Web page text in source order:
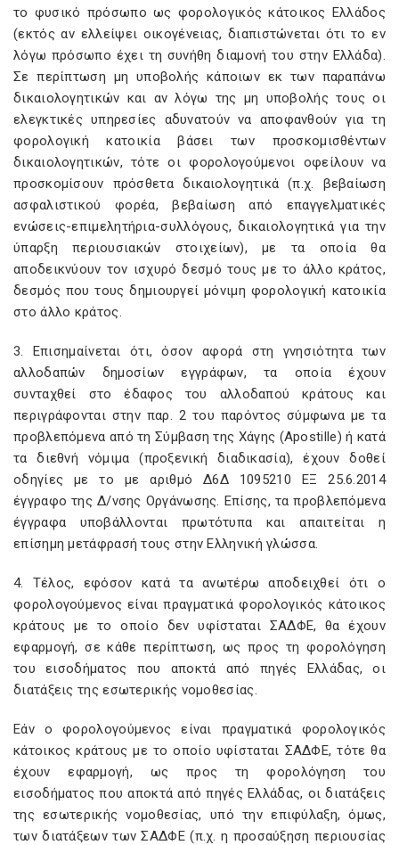
το φυσικό πρόσωπο ως φορολογικός κάτοικος Ελλάδος
(εκτός αν ελλείψει οικογένειας, διαπιστώνεται ότι το εν
λόγω πρόσωπο έχει τη συνήθη διαμονή του στην Ελλάδα).
Σε περίπτωση μη υποβολής κάποιων εκ των παραπάνω
δικαιολογητικών και αν λόγω της μη υποβολής τους οι
ελεγκτικές υπηρεσίες αδυνατούν να αποφανθούν για τη
φορολογική κατοικία βάσει των προσκομισθέντων
δικαιολογητικών, τότε οι φορολογούμενοι οφείλουν να
προσκομίσουν πρόσθετα δικαιολογητικά (π.χ. βεβαίωση
ασφαλιστικού φορέα, βεβαίωση από επαγγελματικές
ενώσεις-επιμελητήρια-συλλόγους, δικαιολογητικά για την
ύπαρξη περιουσιακών στοιχείων), με τα οποία θα
αποδεικνύουν τον ισχυρό δεσμό τους με το άλλο κράτος,
δεσμός που τους δημιουργεί μόνιμη φορολογική κατοικία
στο άλλο κράτος.
3. Επισημαίνεται ότι, όσον αφορά στη γνησιότητα των
αλλοδαπών δημοσίων εγγράφων, τα οποία έχουν
συνταχθεί στο έδαφος του αλλοδαπού κράτους και
περιγράφονται στην παρ. 2 του παρόντος σύμφωνα με τα
προβλεπόμενα από τη Σύμβαση της Χάγης (Apostille) ή κατά
τα διεθνή νόμιμα (προξενική διαδικασία), έχουν δοθεί
οδηγίες με το με αριθμό Δ6Δ 1095210 ΕΞ 25.6.2014
έγγραφο της Δ/νσης Οργάνωσης. Επίσης, τα προβλεπόμενα
έγγραφα υποβάλλονται πρωτότυπα και απαιτείται η
επίσημη μετάφρασή τους στην Ελληνική γλώσσα.
4. Τέλος, εφόσον κατά τα ανωτέρω αποδειχθεί ότι ο
φορολογούμενος είναι πραγματικά φορολογικός κάτοικος
κράτους με το οποίο δεν υφίσταται ΣΑΔΦΕ, θα έχουν
εφαρμογή, σε κάθε περίπτωση, ως προς τη φορολόγηση
του εισοδήματος που αποκτά από πηγές Ελλάδας, οι
διατάξεις της εσωτερικής νομοθεσίας.
Εάν ο φορολογούμενος είναι πραγματικά φορολογικός
κάτοικος κράτους με το οποίο υφίσταται ΣΑΔΦΕ, τότε θα
έχουν εφαρμογή, ως προς τη φορολόγηση του
εισοδήματος που αποκτά από πηγές Ελλάδας, οι διατάξεις
της εσωτερικής νομοθεσίας, υπό την επιφύλαξη, όμως,
των διατάξεων των ΣΑΔΦΕ (π.χ. η προσαύξηση περιουσίας